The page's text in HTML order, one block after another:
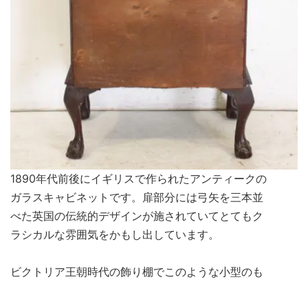
1890年代前後にイギリスで作られたアンティークの
ガラスキャビネットです。扉部分には弓矢を三本並
べた英国の伝統的デザインが施されていてとてもク
ラシカルな雰囲気をかもし出しています。
ビクトリア王朝時代の飾り棚でこのような小型のも